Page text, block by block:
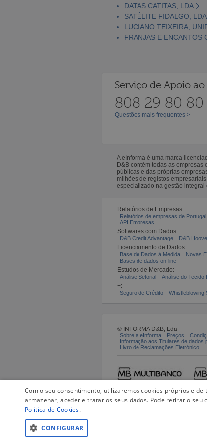
DATAS CATITAS, LDA
SATÉLITE FIDALGO, LDA
LUCIANO TEIXEIRA,
FRANJAS E ENCANTOS
Serviço de Apoio
808 29 80 80
Questões mais frequentes >
A eInforma é uma marca
D&B contém todas as
públicas e das próprias
milhões de registos
especializado na gestão integral
Relatórios de Empresas:
Relatórios de empresas de Portugal
API Empresas
Softwares com Dados:
D&B Credit Advantage D&B
Licenciamento de Dados:
Base de Dados à Medida Novas
Bases de dados on-line
Estudos de Mercado:
Análise Setorial Análise do Tecido
+:
Seguro de Crédito Whistleblowing
© INFORMA D&B, Lda
Sobre a eInforma Preços
Informação aos Titulares de dados
Livro de Reclamações Eletrónico
Com o seu consentimento, utilizaremos cookies próprios e
armazenar, aceder e tratar os seus dados. Pode retirar o
Politica de Cookies.
CONFIGURAR